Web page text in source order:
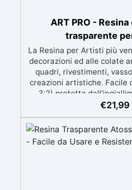
ART PRO -
trasparente
La Resina per Artisti più
decorazioni ed alle colate
quadri, rivestimenti,
creazioni artistiche. Facile
3:2) protetta
speciali filtri UV Formula
in 12-24h garantendo una
brillante
€21,99